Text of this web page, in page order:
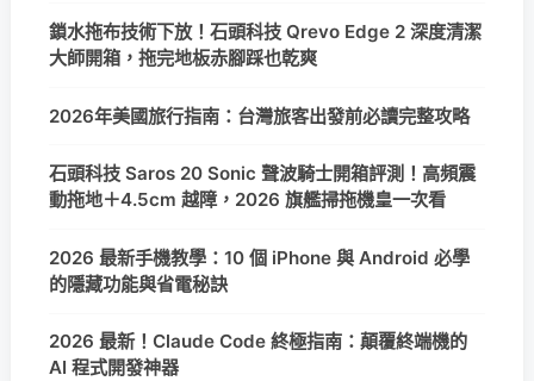
鎖水拖布技術下放！石頭科技 Qrevo Edge 2 深度清潔
大師開箱，拖完地板赤腳踩也乾爽
2026年美國旅行指南：台灣旅客出發前必讀完整攻略
石頭科技 Saros 20 Sonic 聲波騎士開箱評測！高頻震
動拖地＋4.5cm 越障，2026 旗艦掃拖機皇一次看
2026 最新手機教學：10 個 iPhone 與 Android 必學
的隱藏功能與省電秘訣
2026 最新！Claude Code 終極指南：顛覆終端機的
AI 程式開發神器